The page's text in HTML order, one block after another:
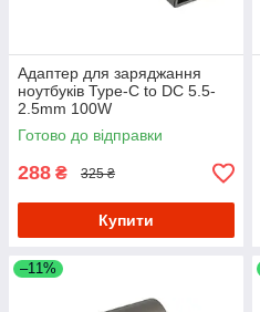
Адаптер для заряджання
ноутбуків Type-C to DC 5.5-
2.5mm 100W
Готово до відправки
288 ₴ 325 ₴
Купити
–11%